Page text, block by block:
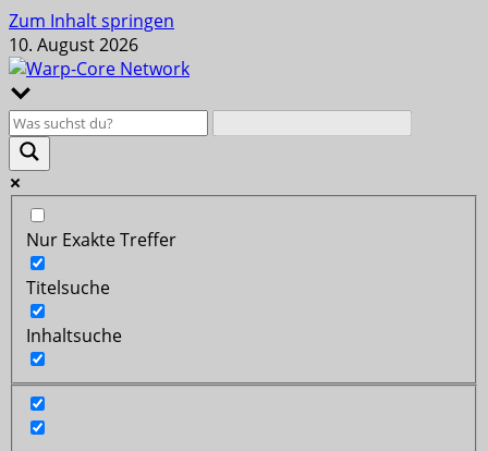
Zum Inhalt springen
10. August 2026
Nur Exakte Treffer
Titelsuche
Inhaltsuche